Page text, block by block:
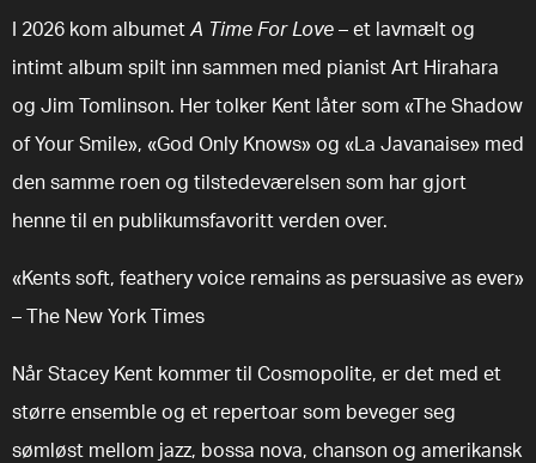
I 2026 kom albumet A Time For Love – et lavmælt og
intimt album spilt inn sammen med pianist Art Hirahara
og Jim Tomlinson. Her tolker Kent låter som «The Shadow
of Your Smile», «God Only Knows» og «La Javanaise» med
den samme roen og tilstedeværelsen som har gjort
henne til en publikumsfavoritt verden over.
«Kents soft, feathery voice remains as persuasive as ever»
– The New York Times
Når Stacey Kent kommer til Cosmopolite, er det med et
større ensemble og et repertoar som beveger seg
sømløst mellom jazz, bossa nova, chanson og amerikansk